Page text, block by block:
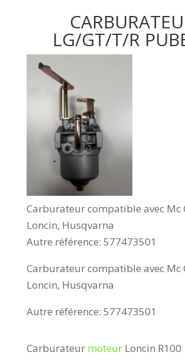
LG/GT/T/R
Carburateur compatible avec Mc
Loncin, Husqvarna
Autre référence: 577473501
Carburateur compatible avec Mc
Loncin, Husqvarna
Autre référence: 577473501
Carburateur moteurLoncin R100